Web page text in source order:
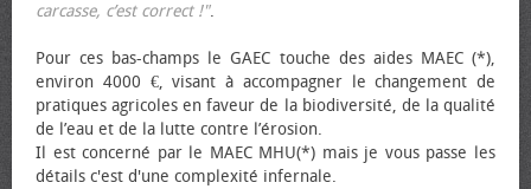
carcasse, c’est correct !".
Pour ces bas-champs le GAEC touche des aides MAEC (*),
environ 4000 €, visant à accompagner le changement de
pratiques agricoles en faveur de la biodiversité, de la qualité
de l’eau et de la lutte contre l’érosion.
Il est concerné par le MAEC MHU(*) mais je vous passe les
détails c'est d'une complexité infernale.